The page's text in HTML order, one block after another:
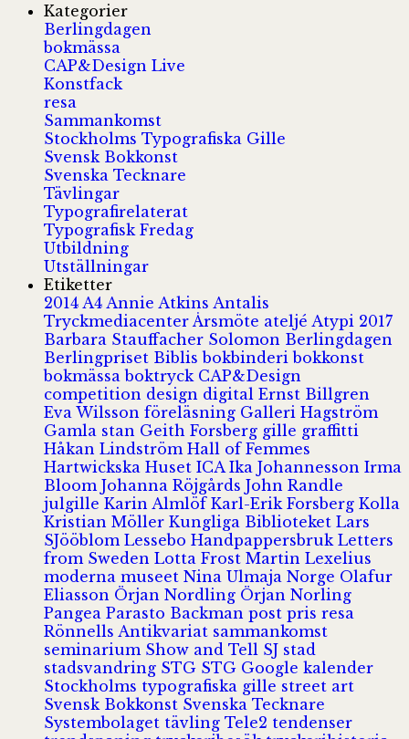
Kategorier
Berlingdagen
bokmässa
CAP&Design Live
Konstfack
resa
Sammankomst
Stockholms Typografiska Gille
Svensk Bokkonst
Svenska Tecknare
Tävlingar
Typografirelaterat
Typografisk Fredag
Utbildning
Utställningar
Etiketter
2014 A4 Annie Atkins Antalis
Tryckmediacenter Årsmöte ateljé Atypi 2017
Barbara Stauffacher Solomon Berlingdagen
Berlingpriset Biblisbokbinderibokkonst
bokmässaboktryck CAP&Design
competition design digital Ernst Billgren
Eva Wilsson föreläsning Galleri Hagström
Gamla stan Geith Forsberg gille graffitti
Håkan Lindström Hall of Femmes
Hartwickska Huset ICA Ika Johannesson Irma
Bloom Johanna Röjgårds John Randle
julgille Karin Almlöf Karl-Erik Forsberg Kolla
Kristian Möller Kungliga Biblioteket Lars
SJööblom Lessebo Handpappersbruk Letters
from Sweden Lotta Frost Martin Lexelius
moderna museet Nina Ulmaja Norge Olafur
Eliasson Örjan Nordling Örjan Norling
Pangea Parasto Backman post pris resa
Rönnells Antikvariat sammankomst
seminarium Show and Tell SJ stad
stadsvandring STG STG Google kalender
Stockholms typografiska gille street art
Svensk Bokkonst Svenska Tecknare
Systembolaget tävling Tele2 tendenser